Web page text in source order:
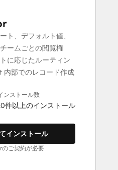
ト、デフォルト値、
ームごとの閲覧権
に応じたルーティン
部でのレコード作成
ンストール数
件以上のインストール
インストール
のご契約が必要